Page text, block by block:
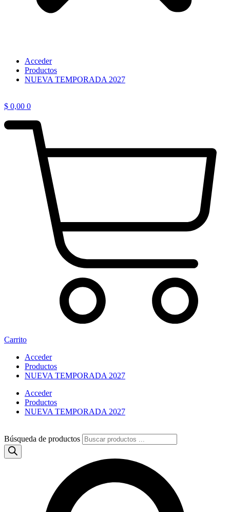
Acceder
Productos
NUEVA TEMPORADA 2027
$ 0,00 0
Carrito
Acceder
Productos
NUEVA TEMPORADA 2027
Acceder
Productos
NUEVA TEMPORADA 2027
Búsqueda de productos